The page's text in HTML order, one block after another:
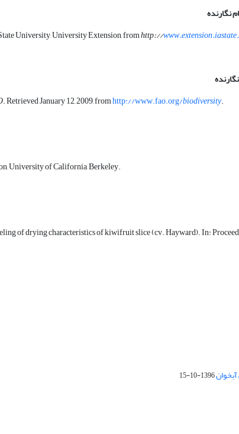
نگارنده
University, University Extension, fromhttp://
. Retrieved January 12, 2009, fromhttp://www.fao.org/biodiversity.
University of California, Berkeley.
of drying characteristics of kiwifruit slice (cv. Hayward). In:
1396-10-15